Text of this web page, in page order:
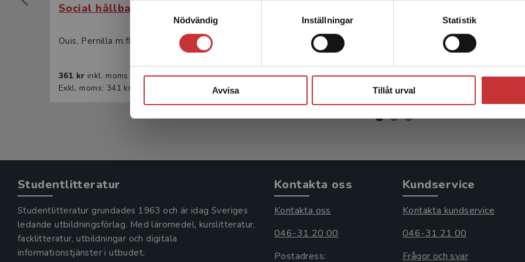
Samtyckesval
Nödvändig
Inställningar Statistik
Avvisa Tillåt urval
Social hållbarhet
Ouis, Pernilla m.fl. (red.)
361 kr inkl. moms
Exkl. moms: 341 kr
Ouis, Pernilla m.fl. (red.)
224 krinkl. moms
Exkl. moms: 211 kr
Andersson, Janicke m.fl.
312 krinkl. moms
Exkl. moms: 294 kr
Studentlitteratur
Studentlitteratur grundades 1963 och är idag Sveriges
ledande utbildningsförlag. Med läromedel, kurslitteratur,
facklitteratur, utbildningar och digitala
informationstjänster i utbudet,
Kontakta oss
Kontakta oss
046-31 20 00
Postadress:
Kundservice
Kontakta kundservice
046-31 21 00
Frågor och svar